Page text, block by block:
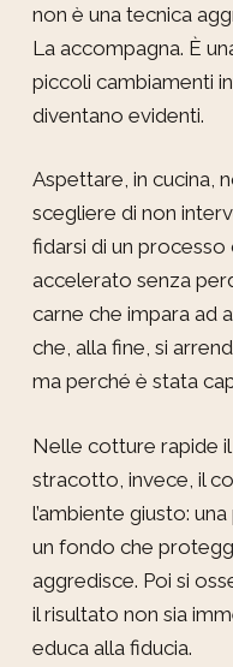
non è una tecnica
La accompagna. È
piccoli cambiamenti
diventano evidenti.
Aspettare, in cucina,
scegliere di non
fidarsi di un
accelerato senza
carne che impara ad
che, alla fine, si
ma perché è stata
Nelle cotture rapide
stracotto, invece, il
l’ambiente giusto:
un fondo che
aggredisce. Poi si
il risultato non sia
educa alla fiducia.